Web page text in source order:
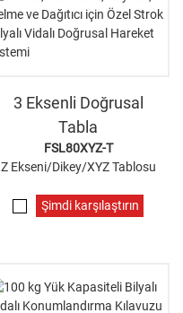
3 Eksenli Doğrusal
Tabla
FSL80XYZ-T
Z Ekseni/Dikey/XYZ Tablosu
Şimdi karşılaştırın